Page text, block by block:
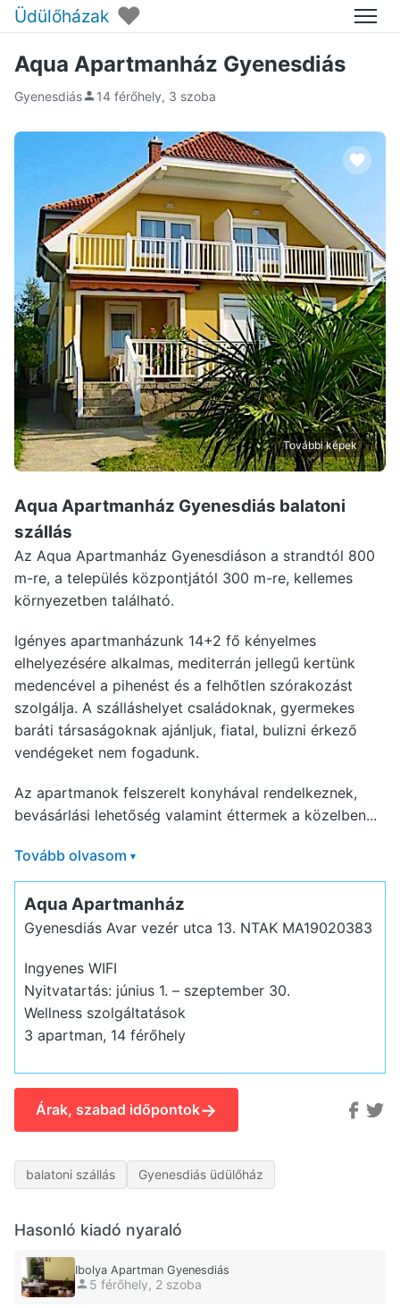
Üdülőházak ♥ Menü
Aqua Apartmanház Gyenesdiás
Gyenesdiás 14 férőhely, 3 szoba
További képek
Aqua Apartmanház Gyenesdiás balatoni
szállás
Az Aqua Apartmanház Gyenesdiáson a strandtól 800
m-re, a település központjától 300 m-re, kellemes
környezetben található.
Igényes apartmanházunk 14+2 fő kényelmes
elhelyezésére alkalmas, mediterrán jellegű kertünk
medencével a pihenést és a felhőtlen szórakozást
szolgálja. A szálláshelyet családoknak, gyermekes
baráti társaságoknak ajánljuk, fiatal, bulizni érkező
vendégeket nem fogadunk.
Az apartmanok felszerelt konyhával rendelkeznek,
bevásárlási lehetőség valamint éttermek a közelben...
Tovább olvasom ▾
Aqua Apartmanház
Gyenesdiás Avar vezér utca 13. NTAK MA19020383
Ingyenes WIFI
Nyitvatartás: június 1. – szeptember 30.
Wellness szolgáltatások
3 apartman, 14 férőhely
Árak, szabad időpontok→
balatoni szállás Gyenesdiás üdülőház
Hasonló kiadó nyaraló
Ibolya Apartman Gyenesdiás
5 férőhely, 2 szoba